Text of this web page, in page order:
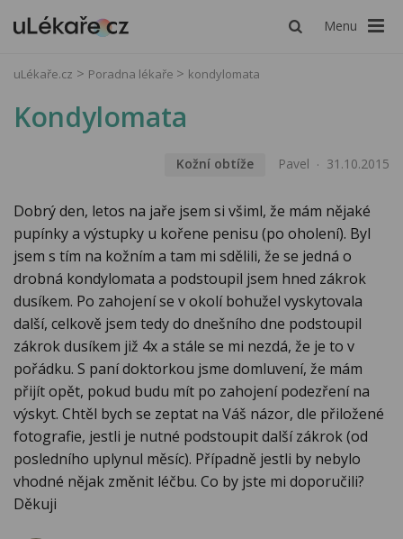
Menu
uLékaře.cz Poradna lékaře kondylomata
Kondylomata
Kožní obtíže Pavel 31.10.2015
Dobrý den, letos na jaře jsem si všiml, že mám nějaké
pupínky a výstupky u kořene penisu (po oholení). Byl
jsem s tím na kožním a tam mi sdělili, že se jedná o
drobná kondylomata a podstoupil jsem hned zákrok
dusíkem. Po zahojení se v okolí bohužel vyskytovala
další, celkově jsem tedy do dnešního dne podstoupil
zákrok dusíkem již 4x a stále se mi nezdá, že je to v
pořádku. S paní doktorkou jsme domluvení, že mám
přijít opět, pokud budu mít po zahojení podezření na
výskyt. Chtěl bych se zeptat na Váš názor, dle přiložené
fotografie, jestli je nutné podstoupit další zákrok (od
posledního uplynul měsíc). Případně jestli by nebylo
vhodné nějak změnit léčbu. Co by jste mi doporučili?
Děkuji